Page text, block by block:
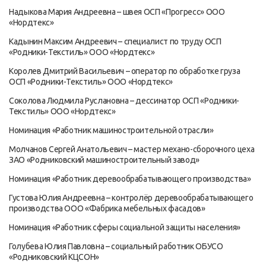
Надыкова Мария Андреевна – швея ОСП «Прогресс» ООО
«Нордтекс»
Кадынин Максим Андреевич – специалист по труду ОСП
«Родники-Текстиль» ООО «Нордтекс»
Королев Дмитрий Васильевич – оператор по обработке груза
ОСП «Родники-Текстиль» ООО «Нордтекс»
Соколова Людмила Руслановна – дессинатор ОСП «Родники-
Текстиль» ООО «Нордтекс»
Номинация «Работник машиностроительной отрасли»
Молчанов Сергей Анатольевич – мастер механо-сборочного цеха
ЗАО «Родниковский машиностроительный завод»
Номинация «Работник деревообрабатывающего производства»
Густова Юлия Андреевна – контролёр деревообрабатывающего
производства ООО «Фабрика мебельных фасадов»
Номинация «Работник сферы социальной защиты населения»
Голубева Юлия Павловна – социальный работник ОБУСО
«Родниковский КЦСОН»